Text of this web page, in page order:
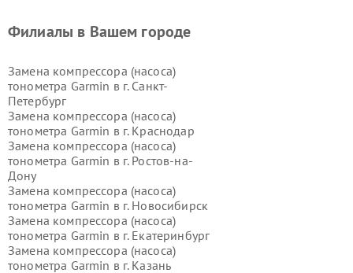
Филиалы в Вашем городе
Замена компрессора (насоса)
тонометра Garmin в г. Санкт-
Петербург
Замена компрессора (насоса)
тонометра Garmin в г. Краснодар
Замена компрессора (насоса)
тонометра Garmin в г. Ростов-на-
Дону
Замена компрессора (насоса)
тонометра Garmin в г. Новосибирск
Замена компрессора (насоса)
тонометра Garmin в г. Екатеринбург
Замена компрессора (насоса)
тонометра Garmin в г. Казань